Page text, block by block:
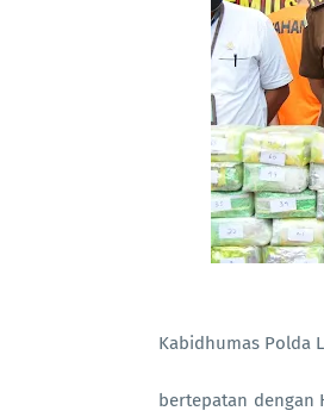
Kabidhumas Polda
bertepatan dengan